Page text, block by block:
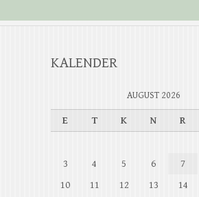
KALENDER
AUGUST 2026
E T K N R
3
4 5 6 7
10
11 12 13 14